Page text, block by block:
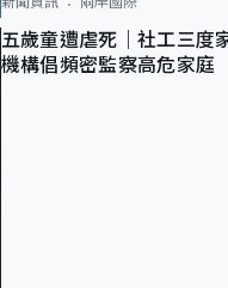
五歲童遭虐死｜社工三度
機構倡頻密監察高危家